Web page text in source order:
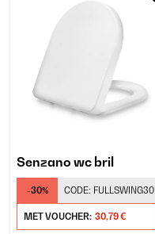
Senzano wc bril
-30% CODE: FULLSWING30
MET VOUCHER: 30,79 €